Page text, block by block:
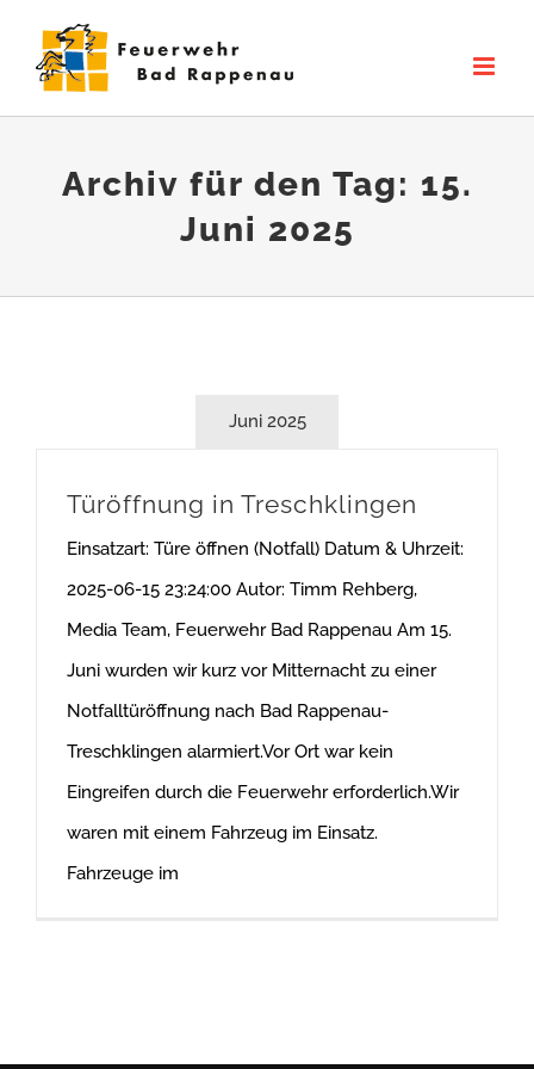
Inhalt
Archiv für den Tag: 15.
Juni 2025
Juni 2025
Türöffnung in Treschklingen
Einsatzart: Türe öffnen (Notfall) Datum & Uhrzeit:
2025-06-15 23:24:00 Autor: Timm Rehberg,
Media Team, Feuerwehr Bad Rappenau Am 15.
Juni wurden wir kurz vor Mitternacht zu einer
Notfalltüröffnung nach Bad Rappenau-
Treschklingen alarmiert.Vor Ort war kein
Eingreifen durch die Feuerwehr erforderlich.Wir
waren mit einem Fahrzeug im Einsatz.
Fahrzeuge im